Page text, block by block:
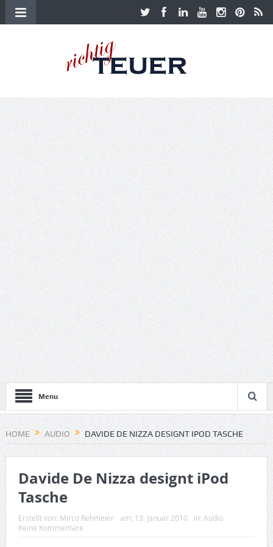
Menu
HOME AUDIO DAVIDE DE NIZZA DESIGNT IPOD TASCHE
Davide De Nizza designt iPod
Tasche
Erstellt von: Mirco Rehmeier am: 13. Januar 2010 In: Audio
Keine Kommentare